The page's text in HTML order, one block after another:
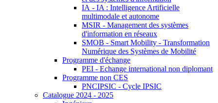
IA - IA : Intelligence Artificielle
multimodale et autonome
MSIR - Management des systèmes
d'information en réseaux
SMOB - Smart Mobility - Transformation
Numérique des Systèmes de Mobilité
Programme d'échange
PEI - Echange international non diplomant
Programme non CES
PNCIPSIC - Cycle IPSIC
Catalogue 2024 - 2025